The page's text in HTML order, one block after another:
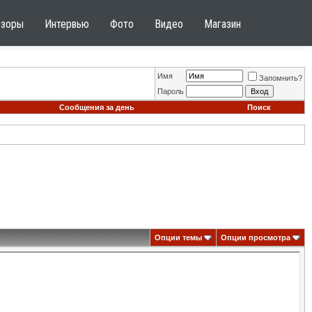
Интервью Фото Видео Магазин
Имя
Запомнить?
Пароль
Сообщения за день
Поиск
Опции темы Опции просмотра